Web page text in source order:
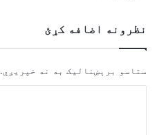
نظرونه اضافه کړئ
ستاسو برېښناليک به نه خپريږي.